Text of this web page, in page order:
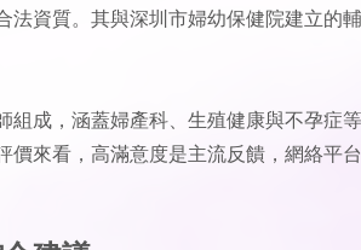
法資質。其與深圳市婦幼保健院建立的
組成，涵蓋婦產科、生殖健康與不孕症
來看，高滿意度是主流反饋，網絡平